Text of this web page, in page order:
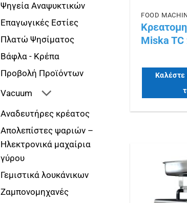
Ψηγεία Αναψυκτικών
Επαγωγικές Εστίες
Πλατώ Ψησίματος
Βάφλα - Κρέπα
Προβολή Προϊόντων
Vacuum
Αναδευτήρες κρέατος
Απολεπίστες ψαριών –
Ηλεκτρονικά μαχαίρια
γύρου
Γεμιστικά λουκάνικων
Ζαμπονομηχανές
Miska
Καλέστε